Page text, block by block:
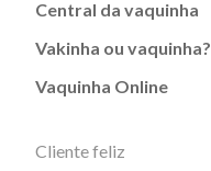
Central da vaquinha
Vakinha ou vaquinha?
Vaquinha Online
Cliente feliz